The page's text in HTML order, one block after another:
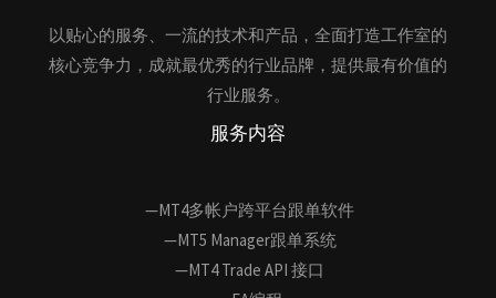
以贴心的服务、一流的技术和产品，全面打造工作室的
核心竞争力，成就最优秀的行业品牌，提供最有价值的
行业服务。
服务内容
—MT4多帐户跨平台跟单软件
—MT5 Manager跟单系统
—MT4 Trade API 接口